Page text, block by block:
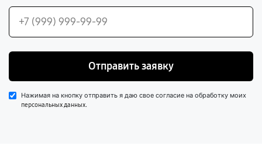
Отправить заявку
Нажимая на кнопку отправить я даю свое согласие на обработку моих
персональных данных.